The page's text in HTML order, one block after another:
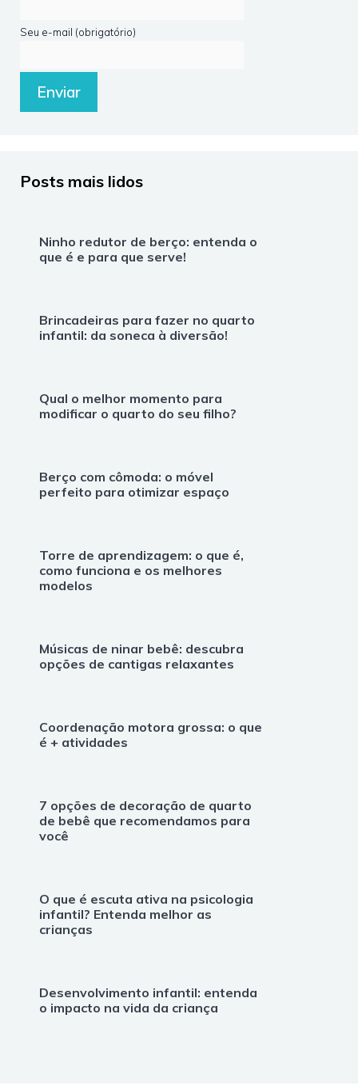
Seu e-mail (obrigatório)
Posts mais lidos
Ninho redutor de berço: entenda o
que é e para que serve!
Brincadeiras para fazer no quarto
infantil: da soneca à diversão!
Qual o melhor momento para
modificar o quarto do seu filho?
Berço com cômoda: o móvel
perfeito para otimizar espaço
Torre de aprendizagem: o que é,
como funciona e os melhores
modelos
Músicas de ninar bebê: descubra
opções de cantigas relaxantes
Coordenação motora grossa: o que
é + atividades
7 opções de decoração de quarto
de bebê que recomendamos para
você
O que é escuta ativa na psicologia
infantil? Entenda melhor as
crianças
Desenvolvimento infantil: entenda
o impacto na vida da criança